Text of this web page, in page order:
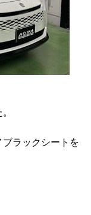
ラックシートを